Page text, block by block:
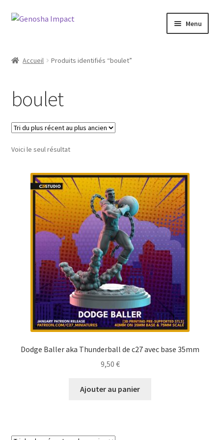
Aller
navigation
Aller
Menu
Checkout
My account
Shop
Wishlist
Accueil Produits identifiés “boulet”
boulet
Voici le seul résultat
Dodge Baller aka Thunderball de c27 avec base 35mm
9,50 €
Ajouter au panier